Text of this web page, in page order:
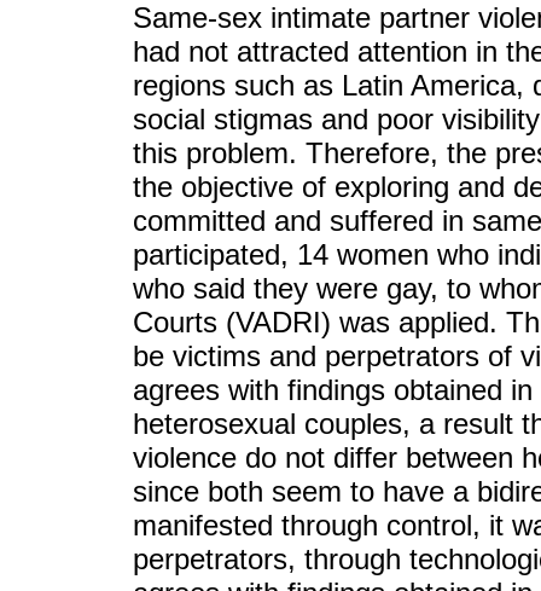
Same-sex intimate partner
had not attracted attention in
regions such as Latin
social stigmas and poor
this problem. Therefore, the
the objective of exploring and
committed and suffered in
participated, 14 women who
who said they were gay, to
Courts (VADRI) was applied.
be victims and perpetrators of
agrees with findings obtained
heterosexual couples, a result
violence do not differ between
since both seem to have a
manifested through control, it
perpetrators, through